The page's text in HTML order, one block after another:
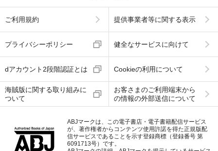
ご利用規約 提供事業者等に関する表示
プライバシーポリシー 健全なサービスに向けて
dアカウント2段階認証とは Cookieの利用について
海賊版に関する取り組みに
ついて
お客さまのご利用端末から
の情報の外部送信について
ABJマークは、この電子書店・電子書籍配信サービス
が、著作権者からコンテンツ使用許諾を得た正規版配
信サービスであることを示す登録商標（登録番号 第
6091713号）です。